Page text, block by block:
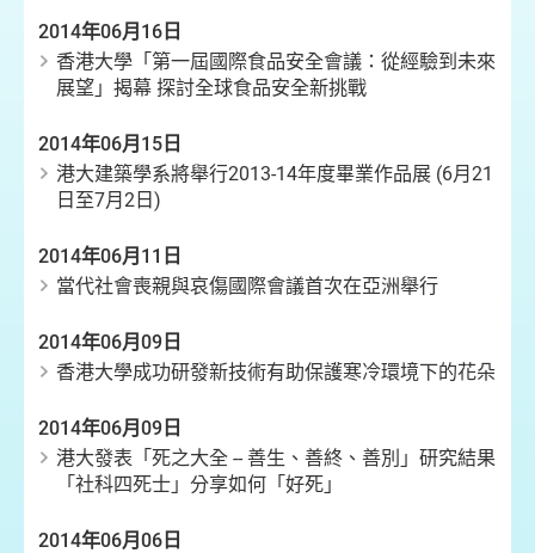
2014年06月16日
香港大學「第一屆國際食品安全會議：從經驗到未來
展望」揭幕 探討全球食品安全新挑戰
2014年06月15日
港大建築學系將舉行2013-14年度畢業作品展 (6月21
日至7月2日)
2014年06月11日
當代社會喪親與哀傷國際會議首次在亞洲舉行
2014年06月09日
香港大學成功研發新技術有助保護寒冷環境下的花朵
2014年06月09日
港大發表「死之大全 -- 善生、善終、善別」研究結果
「社科四死士」分享如何「好死」
2014年06月06日